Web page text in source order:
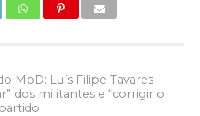
MpD: Luís Filipe Tavares
dos militantes e “corrigir o